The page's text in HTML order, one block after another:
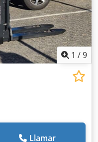
1 /9
Llamar